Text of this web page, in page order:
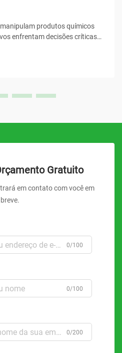
produtos químicos
enfrentam decisões críticas
Gratuito
em contato com você em
breve.
0/100
0/100
0/200